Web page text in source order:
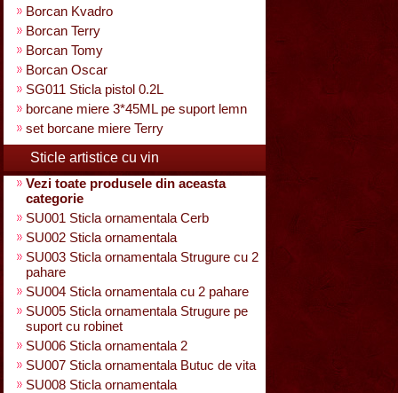
Borcan Kvadro
Borcan Terry
Borcan Tomy
Borcan Oscar
SG011 Sticla pistol 0.2L
borcane miere 3*45ML pe suport lemn
set borcane miere Terry
Sticle artistice cu vin
Vezi toate produsele din aceasta
categorie
SU001 Sticla ornamentala Cerb
SU002 Sticla ornamentala
SU003 Sticla ornamentala Strugure cu 2
pahare
SU004 Sticla ornamentala cu 2 pahare
SU005 Sticla ornamentala Strugure pe
suport cu robinet
SU006 Sticla ornamentala 2
SU007 Sticla ornamentala Butuc de vita
SU008 Sticla ornamentala